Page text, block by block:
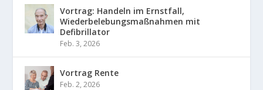
Vortrag: Handeln im Ernstfall,
Wiederbelebungsmaßnahmen mit
Defibrillator
Feb. 3, 2026
Vortrag Rente
Feb. 2, 2026